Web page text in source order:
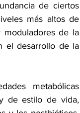
de ciertos
más altos de
moduladores de la
el desarrollo de la
metabólicas
de estilo de vida,